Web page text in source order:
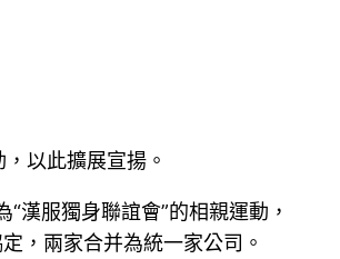
以此擴展宣揚。
漢服獨身聯誼會”的相親運動，
，兩家合并為統一家公司。